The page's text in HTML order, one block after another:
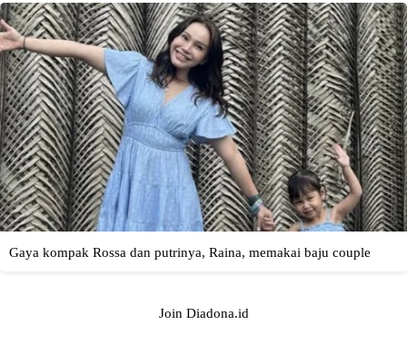
Join Diadona.id